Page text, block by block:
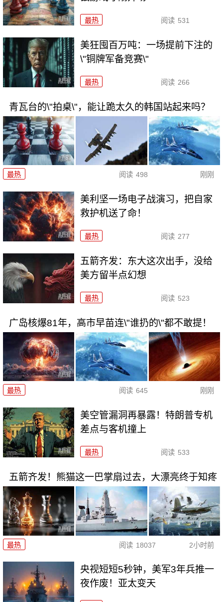
最热 阅读 531
美狂囤百万吨：一场提前下注的
\"铜牌军备竞赛\"
最热 阅读 266
青瓦台的\"拍桌\"，能让跪太久的韩国站起来吗？
最热 阅读 498 刚刚
美利坚一场电子战演习，把自家
救护机送了命！
最热 阅读 277
五箭齐发：东大这次出手，没给
美方留半点幻想
最热 阅读 523
广岛核爆81年，高市早苗连\"谁扔的\"都不敢提！
最热 阅读 645 刚刚
美空管漏洞再暴露！特朗普专机
差点与客机撞上
最热 阅读 533
五箭齐发！熊猫这一巴掌扇过去，大漂亮终于知疼
最热 阅读 18037 2小时前
央视短短5秒钟，美军3年兵推一
夜作废！亚太变天